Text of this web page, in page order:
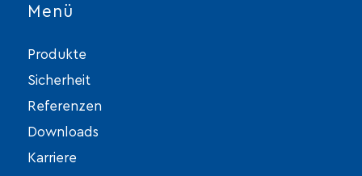
Menü
Produkte
Sicherheit
Referenzen
Downloads
Karriere